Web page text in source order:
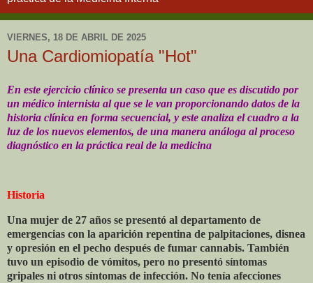
VIERNES, 18 DE ABRIL DE 2025
Una Cardiomiopatía "Hot"
En este ejercicio clínico se presenta un caso que es discutido por
un médico internista al que se le van proporcionando datos de la
historia clínica en forma secuencial, y este analiza el cuadro a la
luz de los nuevos elementos, de una manera análoga al proceso
diagnóstico en la práctica real de la medicina
Historia
Una mujer de 27 años se presentó al departamento de
emergencias con la aparición repentina de palpitaciones, disnea
y opresión en el pecho después de fumar cannabis. También
tuvo un episodio de vómitos, pero no presentó síntomas
gripales ni otros síntomas de infección. No tenía afecciones